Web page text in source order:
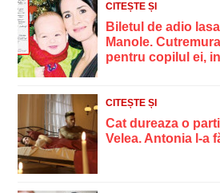
CITEȘTE ȘI
Biletul de adio
Manole.
pentru copilul ei,
CITEȘTE ȘI
Cat dureaza o
Velea. Antonia l-a